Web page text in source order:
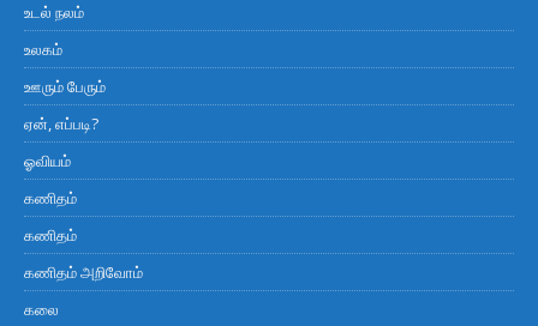
உடல் நலம்
உலகம்
ஊரும் பேரும்
ஏன், எப்படி?
ஓவியம்
கணிதம்
கணிதம்
கணிதம் அறிவோம்
கலை